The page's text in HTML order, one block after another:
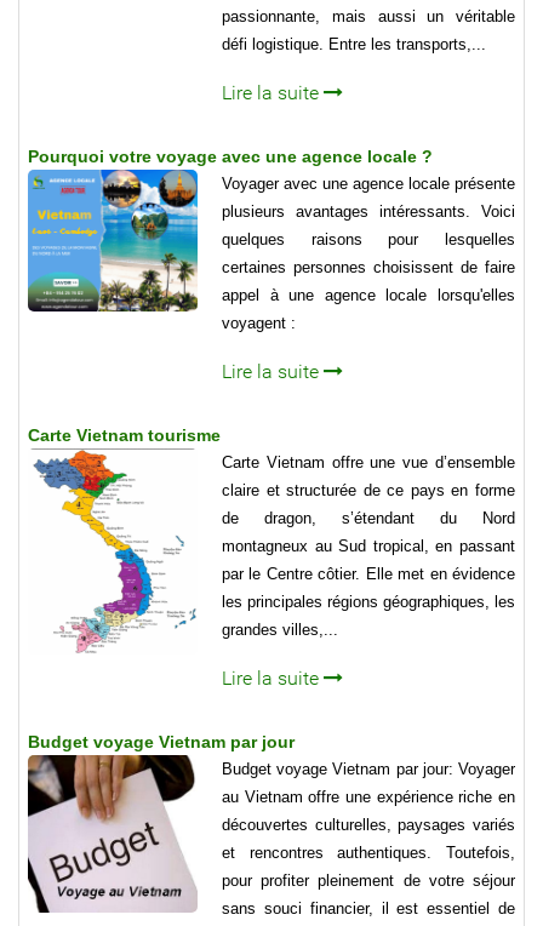
passionnante, mais aussi un véritable
défi logistique. Entre les transports,...
Lire la suite
Pourquoi votre voyage avec une agence locale ?
Voyager avec une agence locale présente
plusieurs avantages intéressants. Voici
quelques raisons pour lesquelles
certaines personnes choisissent de faire
appel à une agence locale lorsqu'elles
voyagent :
Lire la suite
Carte Vietnam tourisme
Carte Vietnam offre une vue d’ensemble
claire et structurée de ce pays en forme
de dragon, s’étendant du Nord
montagneux au Sud tropical, en passant
par le Centre côtier. Elle met en évidence
les principales régions géographiques, les
grandes villes,...
Lire la suite
Budget voyage Vietnam par jour
Budget voyage Vietnam par jour: Voyager
au Vietnam offre une expérience riche en
découvertes culturelles, paysages variés
et rencontres authentiques. Toutefois,
pour profiter pleinement de votre séjour
sans souci financier, il est essentiel de